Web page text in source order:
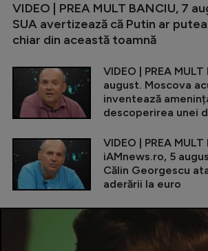
VIDEO | PREA MULT BANCIU, 7
SUA avertizează că Putin ar
chiar din această toamnă
VIDEO | PREA MULT
august. Moscova
inventează
descoperirea unei
VIDEO | PREA
iAMnews.ro, 5
Călin Georgescu
aderării la euro